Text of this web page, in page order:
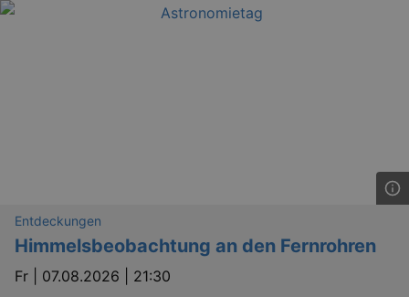
Entdeckungen
Himmelsbeobachtung an den Fernrohren
Fr | 07.08.2026 | 21:30